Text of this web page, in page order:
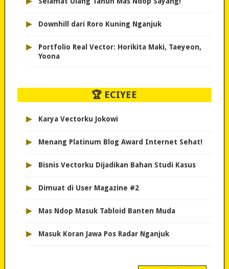
▸ Downhill dari Roro Kuning Nganjuk
▸
Portfolio Real Vector: Horikita Maki, Taeyeon,
Yoona
🏆 ECIYEE
▸ Karya Vectorku Jokowi
▸ Menang Platinum Blog Award Internet Sehat!
▸ Bisnis Vectorku Dijadikan Bahan Studi Kasus
▸ Dimuat di User Magazine #2
▸ Mas Ndop Masuk Tabloid Banten Muda
▸ Masuk Koran Jawa Pos Radar Nganjuk